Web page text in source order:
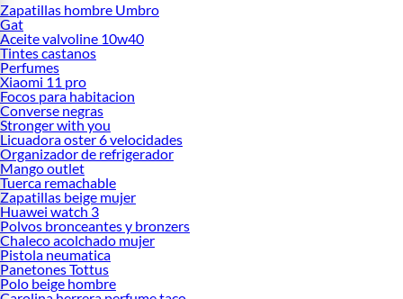
Zapatillas hombre Umbro
Gat
Aceite valvoline 10w40
Tintes castanos
Perfumes
Xiaomi 11 pro
Focos para habitacion
Converse negras
Stronger with you
Licuadora oster 6 velocidades
Organizador de refrigerador
Mango outlet
Tuerca remachable
Zapatillas beige mujer
Huawei watch 3
Polvos bronceantes y bronzers
Chaleco acolchado mujer
Pistola neumatica
Panetones Tottus
Polo beige hombre